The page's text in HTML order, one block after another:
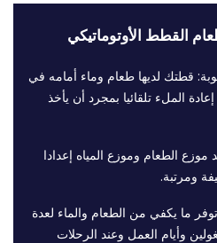
القطط الأوتوماتيكي
قطتك لديها طعام وماء أمامه في
الملء تلقائيا بمجرد أن يأخذ
الطعام وموزع المياه إعدادا
ومرتبة.
ما يكفي من الطعام والماء لعدة
وأيام العمل وعند الرحلات